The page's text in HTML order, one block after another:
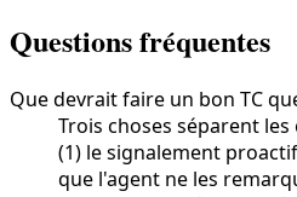
Questions fréquentes
Que devrait faire un bon TC
Trois choses séparent
(1) le signalement
que l'agent ne les